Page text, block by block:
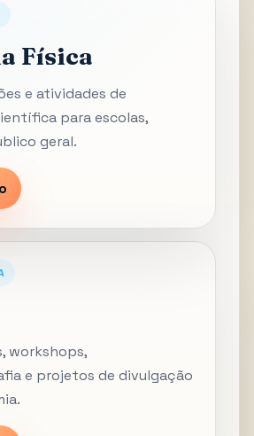
Física
e atividades de
para escolas,
geral.
workshops,
e projetos de divulgação